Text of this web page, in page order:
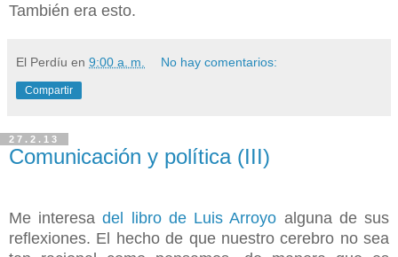
También era esto.
El Perdíu en 9:00 a. m. No hay comentarios:
Compartir
27.2.13
Comunicación y política (III)
Me interesadel libro de Luis Arroyo alguna de sus
reflexiones. El hecho de que nuestro cerebro no sea